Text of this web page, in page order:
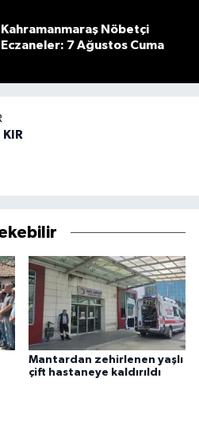
Kahramanmaraş Nöbetçi
Eczaneler: 7 Ağustos Cuma
Mantardan zehirlenen yaşlı
çift hastaneye kaldırıldı